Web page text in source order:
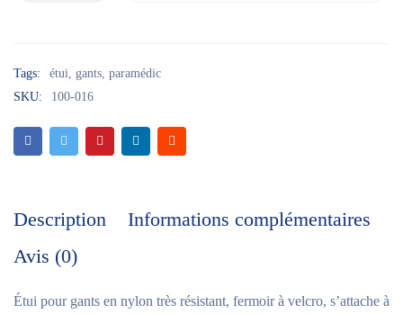
Tags: étui, gants, paramédic
SKU:
100-016
Description
Informations complémentaires
Avis (0)
Étui pour gants en nylon très résistant, fermoir à velcro, s’attache à